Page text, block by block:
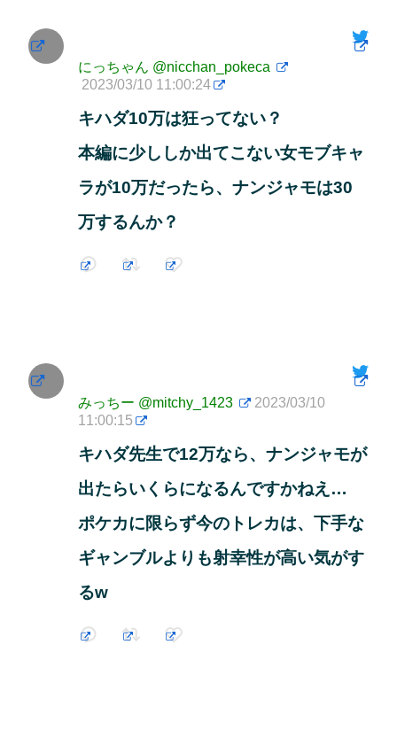
にっちゃん @nicchan_pokeca
2023/03/10 11:00:24
キハダ10万は狂ってない？
本編に少ししか出てこない女モブキャ
ラが10万だったら、ナンジャモは30
万するんか？
みっちー @mitchy_1423
2023/03/10
11:00:15
キハダ先生で12万なら、ナンジャモが
出たらいくらになるんですかねえ…
ポケカに限らず今のトレカは、下手な
ギャンブルよりも射幸性が高い気がす
るw